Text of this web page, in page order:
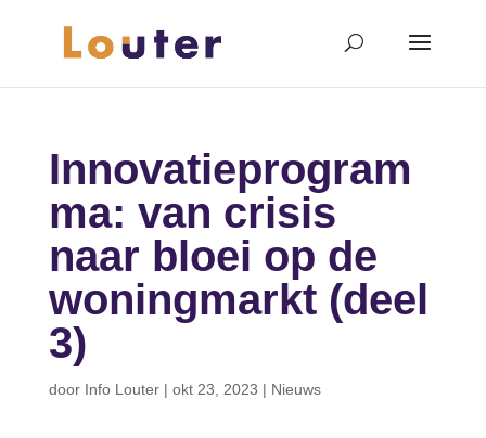
Innovatieprogram
ma: van crisis
naar bloei op de
woningmarkt (deel
3)
door Info Louter| okt 23, 2023 | Nieuws